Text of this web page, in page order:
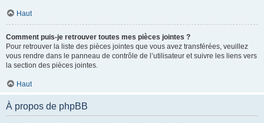
Haut
Comment puis-je retrouver toutes mes pièces jointes ?
Pour retrouver la liste des pièces jointes que vous avez transférées, veuillez
vous rendre dans le panneau de contrôle de l’utilisateur et suivre les liens vers
la section des pièces jointes.
Haut
À propos de phpBB